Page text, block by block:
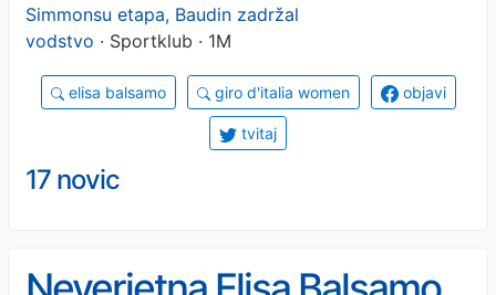
Simmonsu etapa, Baudin zadržal
vodstvo · Sportklub · 1M
elisa balsamo giro d'italia women objavi
tvitaj
17 novic